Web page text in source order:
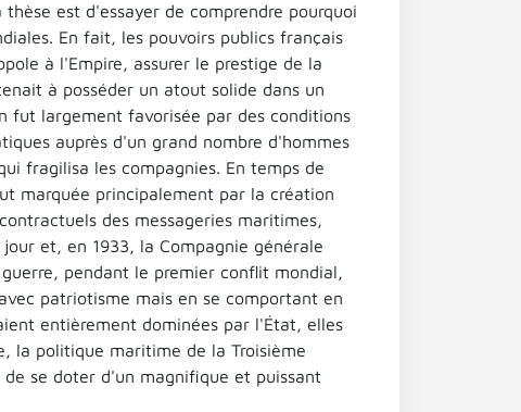
est d'essayer de comprendre pourquoi
En fait, les pouvoirs publics français
à l'Empire, assurer le prestige de la
à posséder un atout solide dans un
fut largement favorisée par des conditions
auprès d'un grand nombre d'hommes
fragilisa les compagnies. En temps de
marquée principalement par la création
des messageries maritimes,
et, en 1933, la Compagnie générale
pendant le premier conflit mondial,
patriotisme mais en se comportant en
entièrement dominées par l'État, elles
la politique maritime de la Troisième
se doter d'un magnifique et puissant